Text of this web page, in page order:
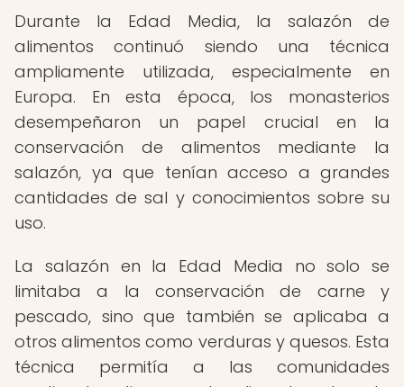
Durante la Edad Media, la salazón de
alimentos continuó siendo una técnica
ampliamente utilizada, especialmente en
Europa. En esta época, los monasterios
desempeñaron un papel crucial en la
conservación de alimentos mediante la
salazón, ya que tenían acceso a grandes
cantidades de sal y conocimientos sobre su
uso.
La salazón en la Edad Media no solo se
limitaba a la conservación de carne y
pescado, sino que también se aplicaba a
otros alimentos como verduras y quesos. Esta
técnica permitía a las comunidades